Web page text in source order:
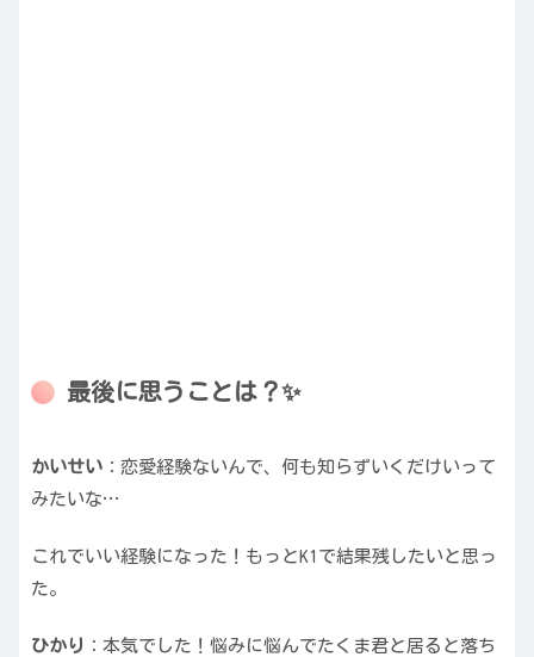
最後に思うことは？✨
かいせい ：恋愛経験ないんで、何も知らずいくだけいって
みたいな…
これでいい経験になった！もっとK1で結果残したいと思っ
た。
ひかり ：本気でした！悩みに悩んでたくま君と居ると落ち